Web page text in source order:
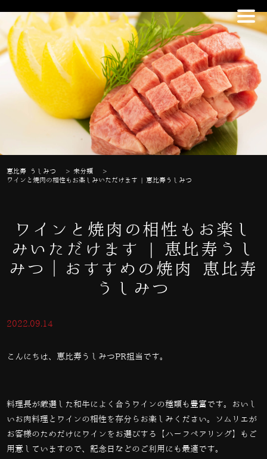
恵比寿 うしみつ >未分類
>
ワインと焼肉の相性もお楽しみいただけます | 恵比寿うしみつ
ワインと焼肉の相性もお楽し
みいただけます | 恵比寿うし
みつ｜おすすめの焼肉 恵比寿
うしみつ
2022.09.14
こんにちは、恵比寿うしみつPR担当です。
料理長が厳選した和牛によく合うワインの種類も豊富です。おいし
いお肉料理とワインの相性を存分らお楽しみください。ソムリエが
お客様のためだけにワインをお選びする【ハーフペアリング】もご
用意していますので、記念日などのご利用にも最適です。